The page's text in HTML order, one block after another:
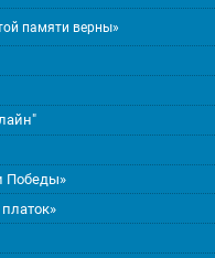
памяти верны»
Победы»